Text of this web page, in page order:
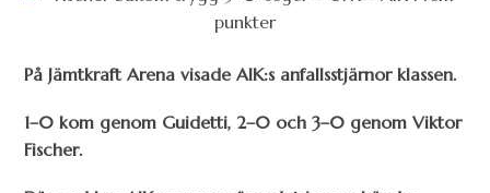
På Jämtkraft Arena visade AIK:s anfallsstjärnor klassen.
1–0 kom genom Guidetti, 2–0 och 3–0 genom Viktor
Fischer.